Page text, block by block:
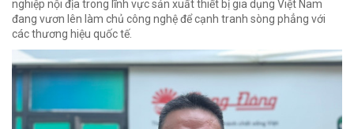
nghiệp nội địa trong lĩnh vực sản xuất thiết bị gia dụng Việt Nam
đang vươn lên làm chủ công nghệ để cạnh tranh sòng phẳng với
các thương hiệu quốc tế.